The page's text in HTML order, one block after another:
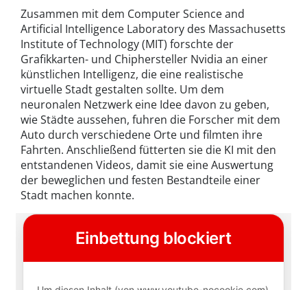
Zusammen mit dem Computer Science and
Artificial Intelligence Laboratory des Massachusetts
Institute of Technology (MIT) forschte der
Grafikkarten- und Chiphersteller Nvidia an einer
künstlichen Intelligenz, die eine realistische
virtuelle Stadt gestalten sollte. Um dem
neuronalen Netzwerk eine Idee davon zu geben,
wie Städte aussehen, fuhren die Forscher mit dem
Auto durch verschiedene Orte und filmten ihre
Fahrten. Anschließend fütterten sie die KI mit den
entstandenen Videos, damit sie eine Auswertung
der beweglichen und festen Bestandteile einer
Stadt machen konnte.